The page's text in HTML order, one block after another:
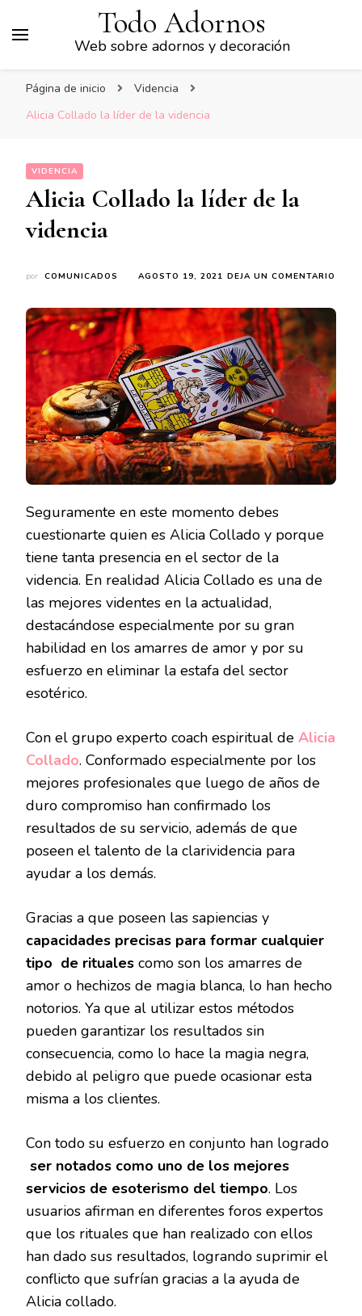
Todo Adornos
Web sobre adornos y decoración
Página de inicio
Videncia
Alicia Collado la líder de la videncia
VIDENCIA
Alicia Collado la líder de la
videncia
por COMUNICADOS AGOSTO 19, 2021 DEJA UN COMENTARIO
LA
Seguramente en este momento debes
cuestionarte quien es Alicia Collado y porque
tiene tanta presencia en el sector de la
videncia. En realidad Alicia Collado es una de
las mejores videntes en la actualidad,
destacándose especialmente por su gran
habilidad en los amarres de amor y por su
esfuerzo en eliminar la estafa del sector
esotérico.
Con el grupo experto coach espiritual de Alicia
Collado. Conformado especialmente por los
mejores profesionales que luego de años de
duro compromiso han confirmado los
resultados de su servicio, además de que
poseen el talento de la clarividencia para
ayudar a los demás.
Gracias a que poseen las sapiencias y
capacidades precisas para formar cualquier
tipo de rituales como son los amarres de
amor o hechizos de magia blanca, lo han hecho
notorios. Ya que al utilizar estos métodos
pueden garantizar los resultados sin
consecuencia, como lo hace la magia negra,
debido al peligro que puede ocasionar esta
misma a los clientes.
Con todo su esfuerzo en conjunto han logrado
ser notados como uno de los mejores
servicios de esoterismo del tiempo. Los
usuarios afirman en diferentes foros expertos
que los rituales que han realizado con ellos
han dado sus resultados, logrando suprimir el
conflicto que sufrían gracias a la ayuda de
Alicia collado.